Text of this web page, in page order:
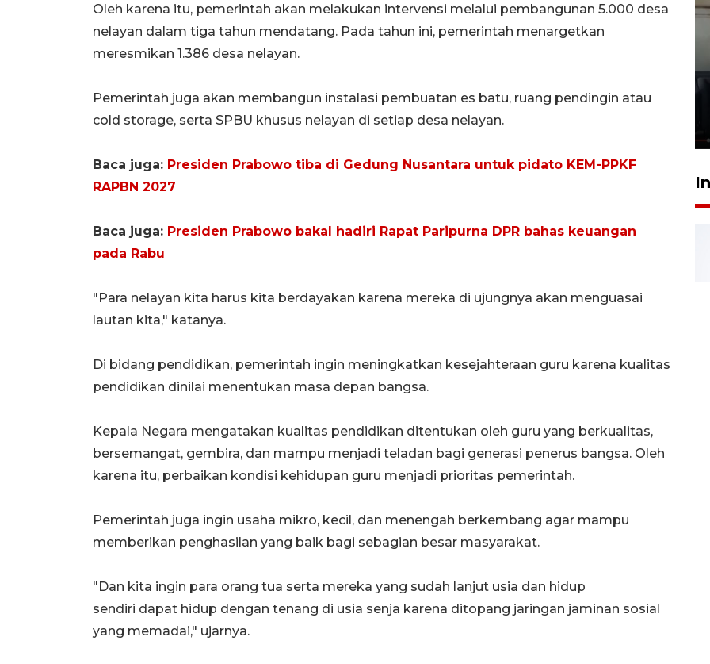
Oleh karena itu, pemerintah akan melakukan intervensi melalui pembangunan 5.000 desa
nelayan dalam tiga tahun mendatang. Pada tahun ini, pemerintah menargetkan
meresmikan 1.386 desa nelayan.
Pemerintah juga akan membangun instalasi pembuatan es batu, ruang pendingin atau
cold storage, serta SPBU khusus nelayan di setiap desa nelayan.
Baca juga: Presiden Prabowo tiba di Gedung Nusantara untuk pidato KEM-PPKF
RAPBN 2027
Baca juga: Presiden Prabowo bakal hadiri Rapat Paripurna DPR bahas keuangan
pada Rabu
"Para nelayan kita harus kita berdayakan karena mereka di ujungnya akan menguasai
lautan kita," katanya.
Di bidang pendidikan, pemerintah ingin meningkatkan kesejahteraan guru karena kualitas
pendidikan dinilai menentukan masa depan bangsa.
Kepala Negara mengatakan kualitas pendidikan ditentukan oleh guru yang berkualitas,
bersemangat, gembira, dan mampu menjadi teladan bagi generasi penerus bangsa. Oleh
karena itu, perbaikan kondisi kehidupan guru menjadi prioritas pemerintah.
Pemerintah juga ingin usaha mikro, kecil, dan menengah berkembang agar mampu
memberikan penghasilan yang baik bagi sebagian besar masyarakat.
"Dan kita ingin para orang tua serta mereka yang sudah lanjut usia dan hidup
sendiri dapat hidup dengan tenang di usia senja karena ditopang jaringan jaminan sosial
yang memadai," ujarnya.
Polonia Medan diduga akibat
kebocoran gas - VIDEO
21 Juli 2026 15:45